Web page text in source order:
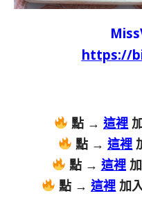
https://
點 → 這裡
點 →這裡
點 → 這裡加
點 → 這裡 加